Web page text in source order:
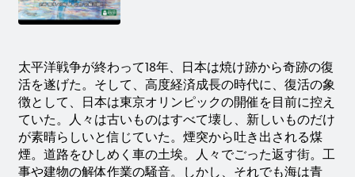
太平洋戦争が終わって18年、日本は焼け跡から奇跡の復
活を遂げた。そして、高度経済成長の時代に、復活の象
徴として、日本は東京オリンピックの開催を目前に控え
ていた。人々は古いものはすべて壊し、新しいものだけ
が素晴らしいと信じていた。煙突から吐き出される煤
煙。道路をひしめく車の土埃。人々でごった返す街。工
事や建物の解体作業の騒音。しかし、それでも海は青